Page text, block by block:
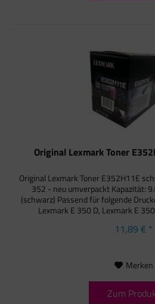
Original Lexmark Toner
Original Lexmark Toner E352H11E
352 - neu umverpackt Kapazität:
(schwarz) Passend für folgende
Lexmark E 350 D, Lexmark E
11,89 € *
Merken
Zum